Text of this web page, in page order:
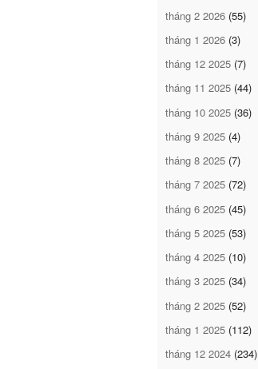
tháng 2 2026 (55)
tháng 1 2026 (3)
tháng 12 2025 (7)
tháng 11 2025 (44)
tháng 10 2025 (36)
tháng 9 2025 (4)
tháng 8 2025 (7)
tháng 7 2025 (72)
tháng 6 2025 (45)
tháng 5 2025 (53)
tháng 4 2025 (10)
tháng 3 2025 (34)
tháng 2 2025 (52)
tháng 1 2025 (112)
tháng 12 2024 (234)